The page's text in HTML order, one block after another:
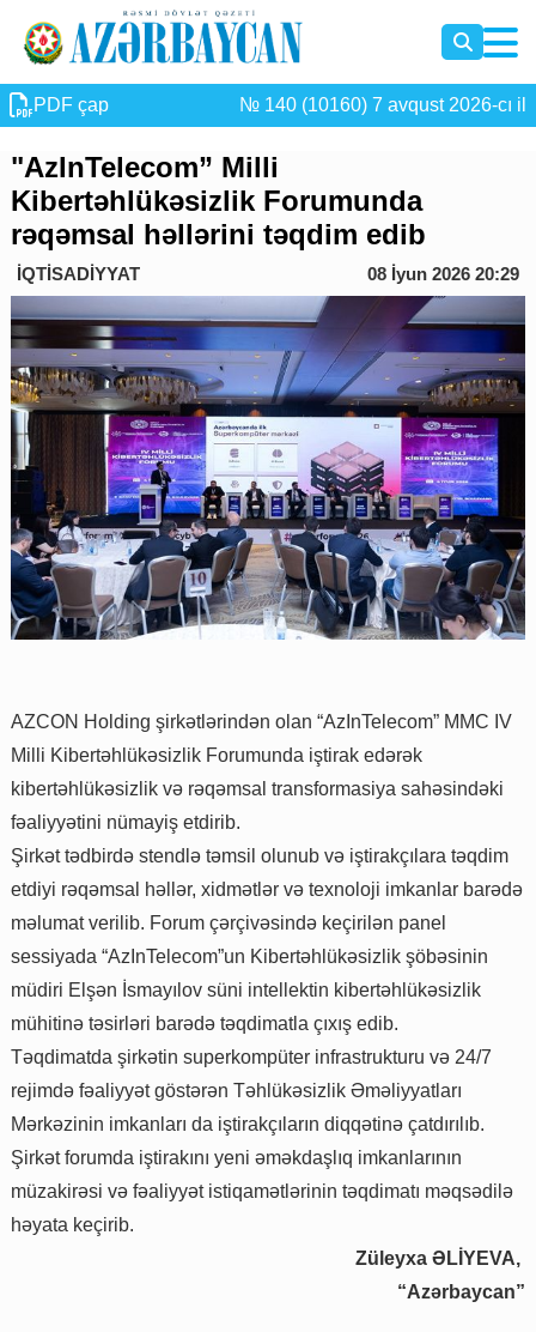
PDF çap № 140 (10160) 7 avqust 2026-cı il
"AzInTelecom” Milli
Kibertəhlükəsizlik Forumunda
rəqəmsal həllərini təqdim edib
İQTİSADİYYAT 08 İyun 2026 20:29
AZCON Holding şirkətlərindən olan “AzInTelecom” MMC IV
Milli Kibertəhlükəsizlik Forumunda iştirak edərək
kibertəhlükəsizlik və rəqəmsal transformasiya sahəsindəki
fəaliyyətini nümayiş etdirib.
Şirkət tədbirdə stendlə təmsil olunub və iştirakçılara təqdim
etdiyi rəqəmsal həllər, xidmətlər və texnoloji imkanlar barədə
məlumat verilib. Forum çərçivəsində keçirilən panel
sessiyada “AzInTelecom”un Kibertəhlükəsizlik şöbəsinin
müdiri Elşən İsmayılov süni intellektin kibertəhlükəsizlik
mühitinə təsirləri barədə təqdimatla çıxış edib.
Təqdimatda şirkətin superkompüter infrastrukturu və 24/7
rejimdə fəaliyyət göstərən Təhlükəsizlik Əməliyyatları
Mərkəzinin imkanları da iştirakçıların diqqətinə çatdırılıb.
Şirkət forumda iştirakını yeni əməkdaşlıq imkanlarının
müzakirəsi və fəaliyyət istiqamətlərinin təqdimatı məqsədilə
həyata keçirib.
Züleyxa ƏLİYEVA,
“Azərbaycan”